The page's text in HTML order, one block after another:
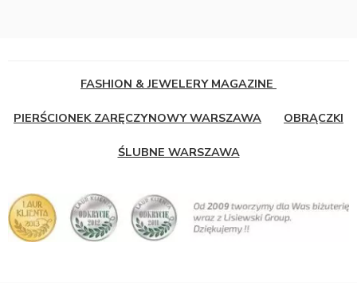
FASHION & JEWELERY MAGAZINE
PIERŚCIONEK ZARĘCZYNOWY WARSZAWA OBRĄCZKI
ŚLUBNE WARSZAWA